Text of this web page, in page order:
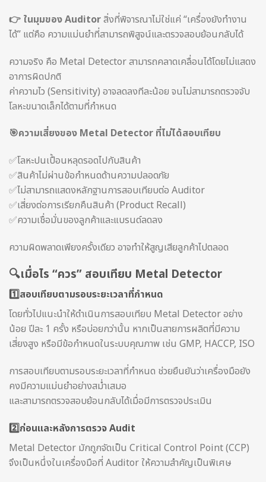
👉 ในมุมของ Auditorสิ่งที่พิจารณาไม่ใช่แค่ “เครื่องยังทำงาน
ได้” แต่คือ ความแม่นยำที่สามารถพิสูจน์และตรวจสอบย้อนกลับได้
ความจริง คือ Metal Detector สามารถคลาดเคลื่อนได้โดยไม่แสดง
อาการผิดปกติ
ค่าความไว (Sensitivity) อาจลดลงทีละน้อย จนไม่สามารถตรวจจับ
โลหะขนาดเล็กได้ตามที่กำหนด
🎯ความเสี่ยงของ Metal Detector ที่ไม่ได้สอบเทียบ
✅โลหะปนเปื้อนหลุดรอดไปกับสินค้า
✅สินค้าไม่ผ่านข้อกำหนดด้านความปลอดภัย
✅ไม่สามารถแสดงหลักฐานการสอบเทียบต่อ Auditor
✅เสี่ยงต่อการเรียกคืนสินค้า (Product Recall)
✅ความเชื่อมั่นของลูกค้าและแบรนด์ลดลง
ความผิดพลาดเพียงครั้งเดียว อาจทำให้สูญเสียลูกค้าไปตลอด
🔍เมื่อไร “ควร” สอบเทียบ Metal Detector
1️⃣สอบเทียบตามรอบระยะเวลาที่กำหนด
โดยทั่วไปแนะนำให้ดำเนินการสอบเทียบ Metal Detector อย่าง
น้อย ปีละ 1 ครั้ง หรือบ่อยกว่านั้น หากเป็นสายการผลิตที่มีความ
เสี่ยงสูง หรือมีข้อกำหนดในระบบคุณภาพ เช่น GMP, HACCP, ISO
การสอบเทียบตามรอบระยะเวลาที่กำหนด ช่วยยืนยันว่าเครื่องมือยัง
คงมีความแม่นยำอย่างสม่ำเสมอ
และสามารถตรวจสอบย้อนกลับได้เมื่อมีการตรวจประเมิน
2️⃣ก่อนและหลังการตรวจ Audit
Metal Detector มักถูกจัดเป็น Critical Control Point (CCP)
จึงเป็นหนึ่งในเครื่องมือที่ Auditor ให้ความสำคัญเป็นพิเศษ